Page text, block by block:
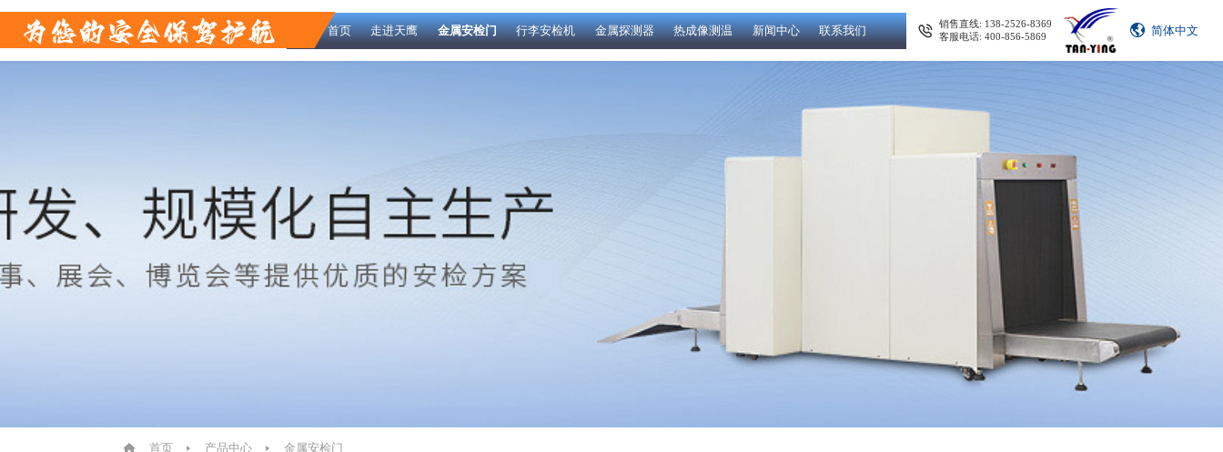
首页 走进天鹰 金属安检门 行李安检机 金属探测器 热成像测温 新闻中心 联系我们
销售直线: 138-2526-8369
客服电话: 400-856-5869
简体中文
首页 产品中心 金属安检门